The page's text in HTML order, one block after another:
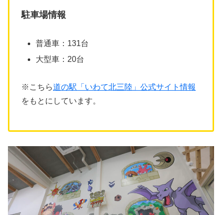
駐車場情報
普通車：131台
大型車：20台
※こちら道の駅「いわて北三陸」公式サイト情報
をもとにしています。